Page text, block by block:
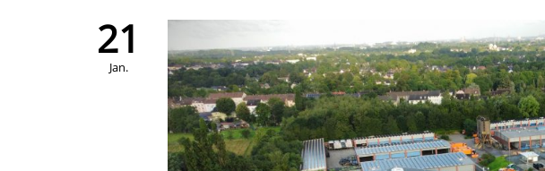
21
Jan.